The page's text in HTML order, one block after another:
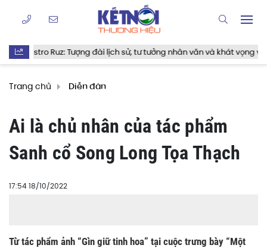
Tượng đài lịch sử, tư tưởng nhân văn và khát vọng vĩnh hằng
Trang chủ Diễn đàn
Ai là chủ nhân của tác phẩm
Sanh cổ Song Long Tọa Thạch
17:54 18/10/2022
Từ tác phẩm ảnh “Gìn giữ tinh hoa” tại cuộc trưng bày “Một